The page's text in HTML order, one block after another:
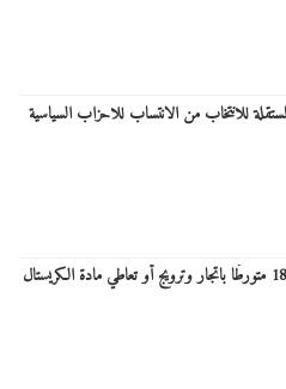
للانتخاب من الانتساب للاحزاب السياسية
إلقاء القبض على 187 متورطًا باتجار وترويج أو تعاطي مادة الكريستال